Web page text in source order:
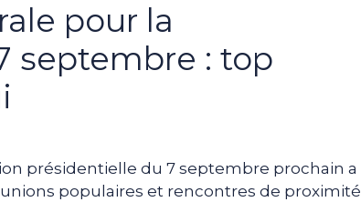
pour la
septembre : top
présidentielle du 7 septembre prochain a
populaires et rencontres de proximité